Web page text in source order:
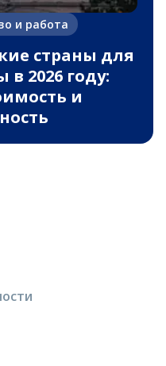
и работа
страны для
2026 году:
и